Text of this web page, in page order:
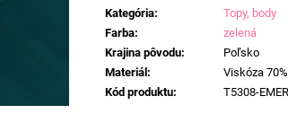
cena:
Kategória:
Topy, body
Farba:
zelená
Krajina pôvodu:
Poľsko
Materiál:
Viskóza
Kód produktu: T5308-